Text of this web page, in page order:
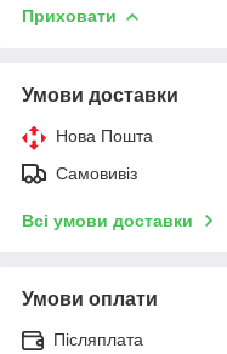
Приховати
Умови доставки
Нова Пошта
Самовивіз
Всі умови доставки
Умови оплати
Післяплата